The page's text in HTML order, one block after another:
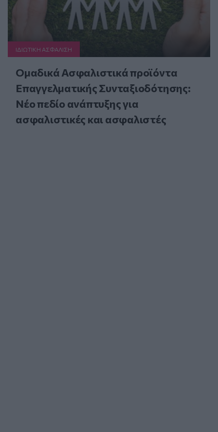
ΙΔΙΩΤΙΚΗ ΑΣΦAΛΙΣΗ
Ομαδικά Ασφαλιστικά προϊόντα
Επαγγελματικής Συνταξιοδότησης:
Νέο πεδίο ανάπτυξης για
ασφαλιστικές και ασφαλιστές